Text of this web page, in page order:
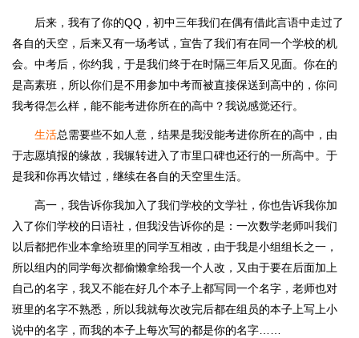
后来，我有了你的QQ，初中三年我们在偶有借此言语中走过了
各自的天空，后来又有一场考试，宣告了我们有在同一个学校的机
会。中考后，你约我，于是我们终于在时隔三年后又见面。你在的
是高素班，所以你们是不用参加中考而被直接保送到高中的，你问
我考得怎么样，能不能考进你所在的高中？我说感觉还行。
生活总需要些不如人意，结果是我没能考进你所在的高中，由
于志愿填报的缘故，我辗转进入了市里口碑也还行的一所高中。于
是我和你再次错过，继续在各自的天空里生活。
高一，我告诉你我加入了我们学校的文学社，你也告诉我你加
入了你们学校的日语社，但我没告诉你的是：一次数学老师叫我们
以后都把作业本拿给班里的同学互相改，由于我是小组组长之一，
所以组内的同学每次都偷懒拿给我一个人改，又由于要在后面加上
自己的名字，我又不能在好几个本子上都写同一个名字，老师也对
班里的名字不熟悉，所以我就每次改完后都在组员的本子上写上小
说中的名字，而我的本子上每次写的都是你的名字……